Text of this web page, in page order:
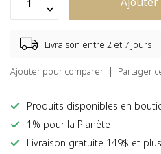
Livraison entre 2 et 7 jours
Ajouter pour comparer Partager
Produits disponibles en
1% pour la Planète
Livraison gratuite 149$ et